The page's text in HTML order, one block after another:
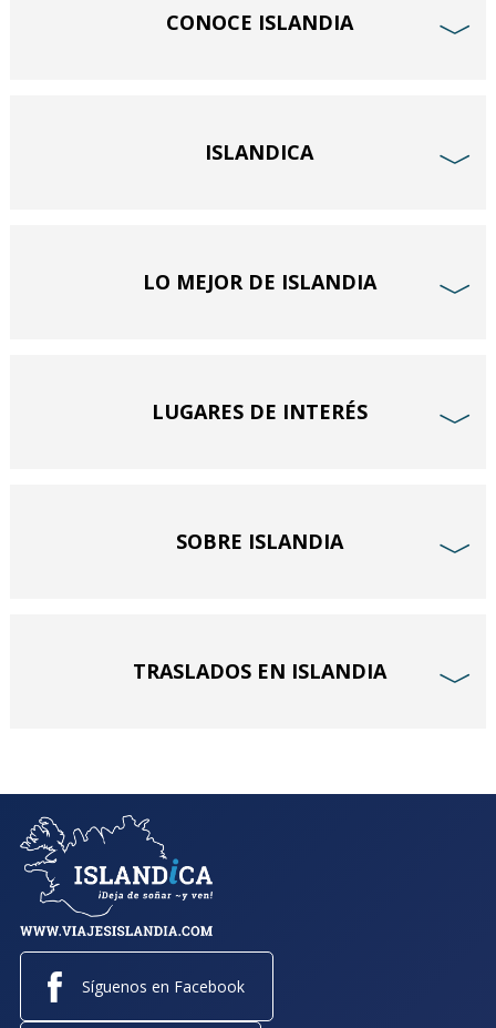
CONOCE ISLANDIA ﹀
ISLANDICA ﹀
LO MEJOR DE ISLANDIA ﹀
LUGARES DE INTERÉS ﹀
SOBRE ISLANDIA ﹀
TRASLADOS EN ISLANDIA ﹀
Síguenos en Facebook